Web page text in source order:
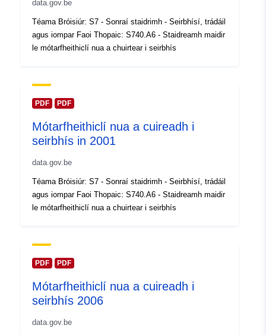
February 2024
Nuashonraithe ar data.europa.eu:
Spásúil:
51.51 ] ]
Aitheantóirí: Q14680#ID
uriRef:
http://data.europa.eu/88u/dataset/
Raon ama:
01 January 2004
data.gov.be
Téama Bróisiúr: S7 - Sonraí staidrimh - Seirbhísí, trádáil
agus iompar Faoi Thopaic: S740.A6 - Staidreamh maidir
le mótarfheithiclí nua a chuirtear i seirbhís
PDF PDF
Mótarfheithiclí nua a cuireadh i
seirbhís in 2001
data.gov.be
Téama Bróisiúr: S7 - Sonraí staidrimh - Seirbhísí, trádáil
agus iompar Faoi Thopaic: S740.A6 - Staidreamh maidir
le mótarfheithiclí nua a chuirtear i seirbhís
PDF PDF
Mótarfheithiclí nua a cuireadh i
seirbhís 2006
data.gov.be